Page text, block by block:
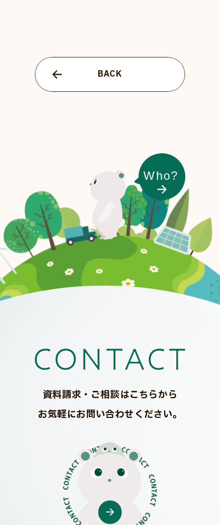
BACK
資料請求・ご相談はこちらから
お気軽にお問い合わせください。